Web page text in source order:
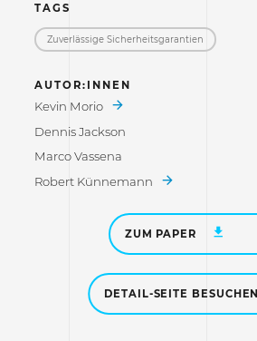
TAGS
Zuverlässige Sicherheitsgarantien
AUTOR:INNEN
Kevin Morio
Dennis Jackson
Marco Vassena
Robert Künnemann
ZUM PAPER
DETAIL-SEITE BESUCHEN